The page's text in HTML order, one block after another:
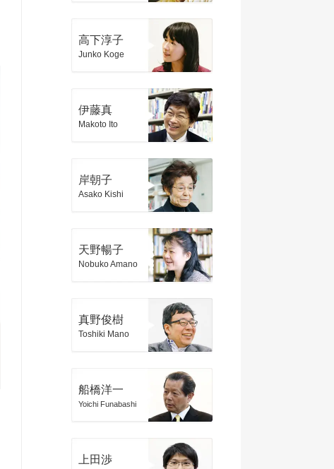
高下淳子
Junko Koge
伊藤真
Makoto Ito
岸朝子
Asako Kishi
天野暢子
Nobuko Amano
真野俊樹
Toshiki Mano
船橋洋一
Yoichi Funabashi
上田渉